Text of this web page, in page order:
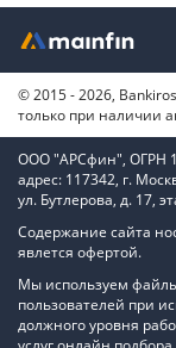
© 2015 - 2026,
только при наличии
ООО "АРСфин", ОГРН
адрес: 117342, г.
ул. Бутлерова, д. 17,
Содержание сайта
явлется офертой.
Мы используем
пользователей при
должного уровня